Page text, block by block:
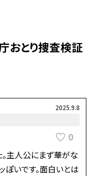
おとり捜査検証
2025.9.8
0
主人公にまず華がな
ぽいです。面白いとは